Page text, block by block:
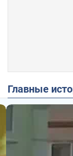
Главные